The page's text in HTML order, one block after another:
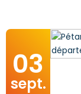
03
sept.